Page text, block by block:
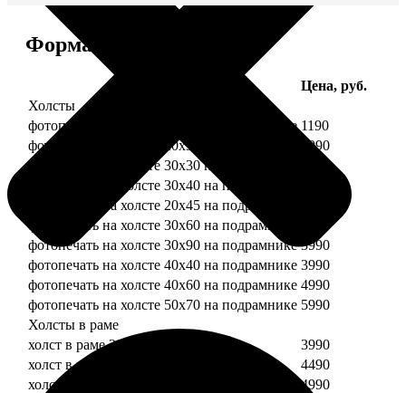
Форматы и цены
Цена, руб.
Холсты
фотопечать на холсте 20х20 на подрамнике 1190
фотопечать на холсте 20х30 на подрамнике
1990
фотопечать на холсте 30х30 на подрамнике
фотопечать на холсте 30х40 на подрамнике
фотопечать на холсте 20х45 на подрамнике
фотопечать на холсте 30х60 на подрамнике
фотопечать на холсте 30х90 на подрамнике 3990
фотопечать на холсте 40х40 на подрамнике 3990
фотопечать на холсте 40х60 на подрамнике 4990
фотопечать на холсте 50х70 на подрамнике 5990
Холсты в раме
холст в раме 20х20
3990
холст в раме 20х30
4490
холст в раме 30х30
4990